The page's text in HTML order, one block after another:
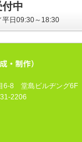
中
日09:30～18:30
6-8 堂島ビルヂング6F
2206